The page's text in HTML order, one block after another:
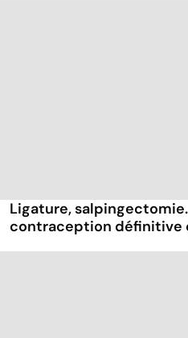
Ligature,
contraception définitive